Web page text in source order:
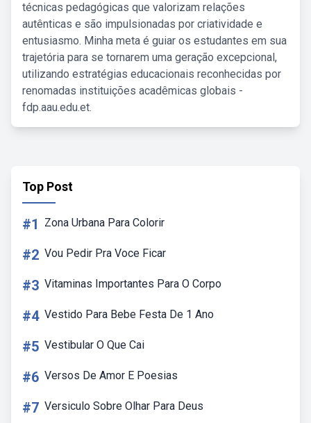
técnicas pedagógicas que valorizam relações
autênticas e são impulsionadas por criatividade e
entusiasmo. Minha meta é guiar os estudantes em sua
trajetória para se tornarem uma geração excepcional,
utilizando estratégias educacionais reconhecidas por
renomadas instituições acadêmicas globais -
fdp.aau.edu.et.
Top Post
#1 Zona Urbana Para Colorir
#2 Vou Pedir Pra Voce Ficar
#3 Vitaminas Importantes Para O Corpo
#4 Vestido Para Bebe Festa De 1 Ano
#5 Vestibular O Que Cai
#6 Versos De Amor E Poesias
#7 Versiculo Sobre Olhar Para Deus